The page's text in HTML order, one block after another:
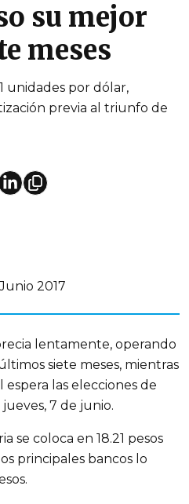
su mejor
meses
unidades por dólar,
previa al triunfo de
2017
lentamente, operando
siete meses, mientras
las elecciones de
7 de junio.
se coloca en 18.21 pesos
principales bancos lo